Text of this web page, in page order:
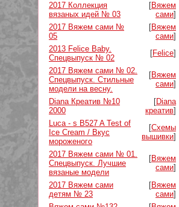
2017 Коллекция
вязаных идей № 03
[Вяжем
сами]
2017 Вяжем сами №
05
[Вяжем
сами]
2013 Felice Baby.
Спецвыпуск № 02
[Felice]
2017 Вяжем сами № 02.
Спецвыпуск. Стильные
модели на весну.
[Вяжем
сами]
Diana Креатив №10
2000
[Diana
креатив]
Luca - s B527 A Test of
Ice Cream / Вкус
мороженого
[Схемы
вышивки]
2017 Вяжем сами № 01.
Спецвыпуск. Лучшие
вязаные модели
[Вяжем
сами]
2017 Вяжем сами
детям № 23
[Вяжем
сами]